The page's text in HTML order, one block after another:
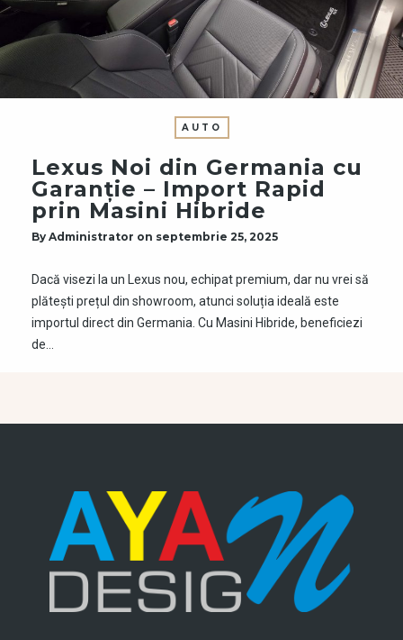
AUTO
Lexus Noi din Germania cu
Garanție – Import Rapid
prin Masini Hibride
By Administrator on septembrie 25, 2025
Dacă visezi la un Lexus nou, echipat premium, dar nu vrei să
plătești prețul din showroom, atunci soluția ideală este
importul direct din Germania. Cu Masini Hibride, beneficiezi
de…